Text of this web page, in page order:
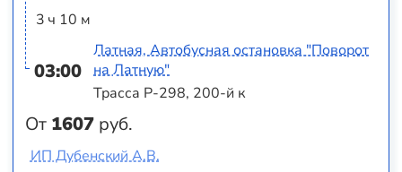
3 ч 10 м
03:00
От 1607 руб.
Латная, Автобусная остановка "Поворот
на Латную"
Трасса Р-298, 200-й к
ИП Дубенский А.В.